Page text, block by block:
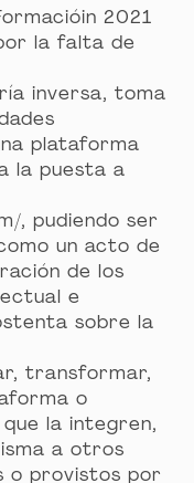
2021
la falta de
inversa, toma
plataforma
la puesta a
, pudiendo ser
un acto de
de los
e
sobre la
transformar,
o
la integren,
a otros
o provistos por